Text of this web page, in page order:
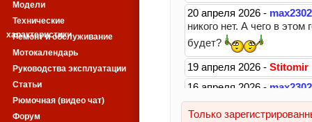
Модели
Технические
характеристики
Ремонт и обслуживание
Мотокалендарь
Руководства эксплуатации
Статьи
Рюмочная (видео чат)
Форум